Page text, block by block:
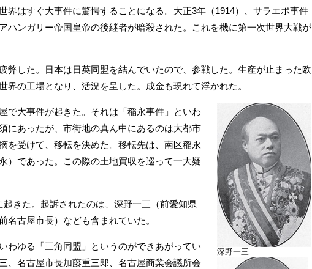
界はすぐ大事件に驚愕することになる。大正3年（1914）、サラエボ事件
ハンガリー帝国皇帝の後継者が暗殺された。これを機に第一次世界大戦が
弊した。日本は日英同盟を結んでいたので、参戦した。生産が止まった欧
界の工場となり、活況を呈した。成金も現れて浮かれた。
深野一三
で大事件が起きた。それは「稲永事件」といわ
にあったが、市街地の真ん中にあるのは大都市
を受けて、移転を決めた。移転先は、南区稲永
）であった。この際の土地買収を巡って一大疑
きた。起訴されたのは、深野一三（前愛知県
名古屋市長）なども含まれていた。
わゆる「三角同盟」というのができあがってい
、名古屋市長加藤重三郎、名古屋商業会議所会